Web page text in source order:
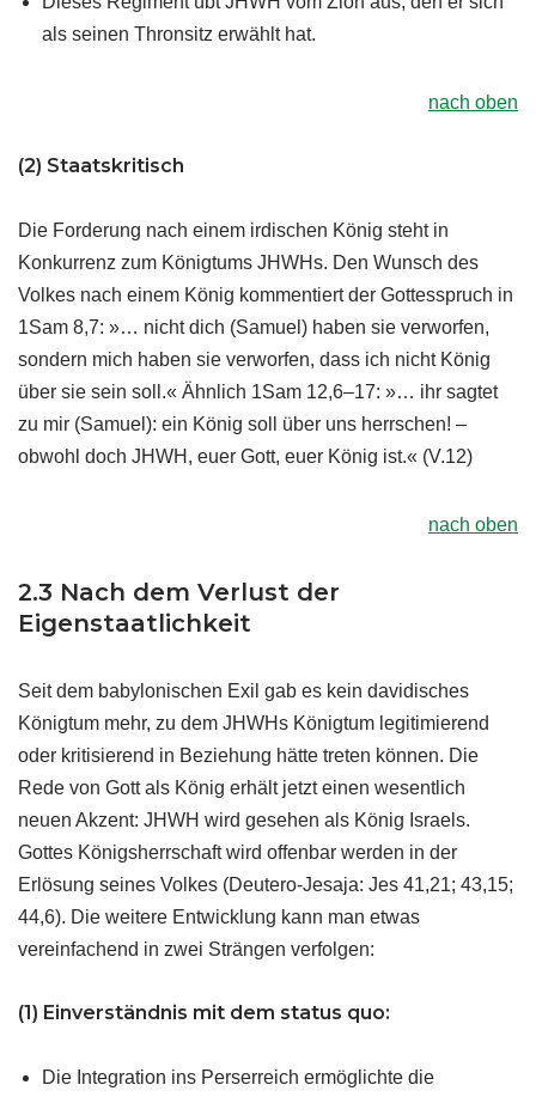
als seinen Thronsitz erwählt hat.
nach oben
(2) Staatskritisch
Die Forderung nach einem irdischen König steht in
Konkurrenz zum Königtums JHWHs. Den Wunsch des
Volkes nach einem König kommentiert der Gottesspruch in
1Sam 8,7: »… nicht dich (Samuel) haben sie verworfen,
sondern mich haben sie verworfen, dass ich nicht König
über sie sein soll.« Ähnlich 1Sam 12,6–17: »… ihr sagtet
zu mir (Samuel): ein König soll über uns herrschen! –
obwohl doch JHWH, euer Gott, euer König ist.« (V.12)
nach oben
2.3 Nach dem Verlust der
Eigenstaatlichkeit
Seit dem babylonischen Exil gab es kein davidisches
Königtum mehr, zu dem JHWHs Königtum legitimierend
oder kritisierend in Beziehung hätte treten können. Die
Rede von Gott als König erhält jetzt einen wesentlich
neuen Akzent: JHWH wird gesehen als König Israels.
Gottes Königsherrschaft wird offenbar werden in der
Erlösung seines Volkes (Deutero-Jesaja: Jes 41,21; 43,15;
44,6). Die weitere Entwicklung kann man etwas
vereinfachend in zwei Strängen verfolgen:
(1) Einverständnis mit dem status quo:
Die Integration ins Perserreich ermöglichte die